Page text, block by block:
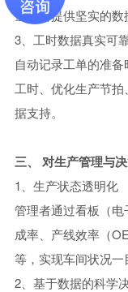
量分析提供坚实的数
3、工时数据真实可
自动记录工单的准
工时、优化生产节
据支持。
三、 对生产管理与
1、生产状态透明化
管理者通过看板（
成率、产线效率（
等，实现车间状况一
2、基于数据的科学